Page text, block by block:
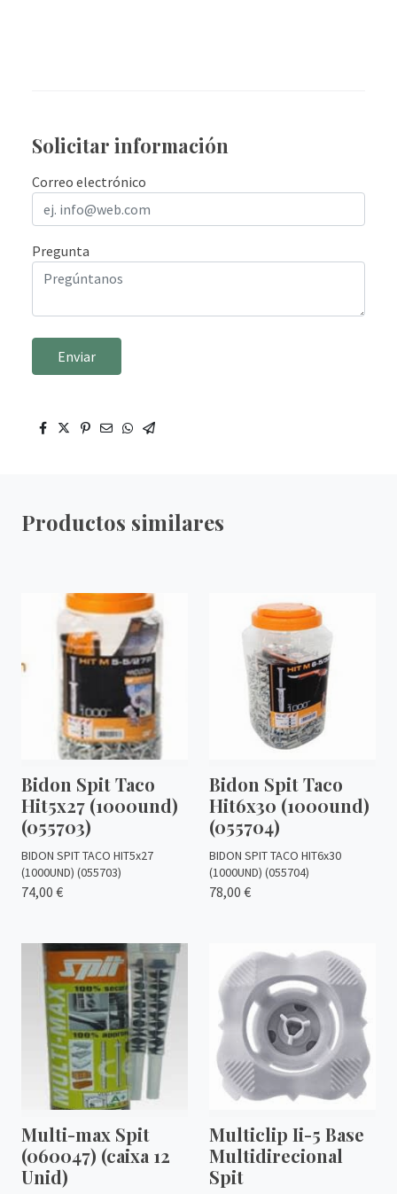
Solicitar información
Correo electrónico
Pregunta
Enviar
Productos similares
Bidon Spit Taco
Hit5x27 (1000und)
(055703)
BIDON SPIT TACO HIT5x27
(1000UND) (055703)
74,00 €
Bidon Spit Taco
Hit6x30 (1000und)
(055704)
BIDON SPIT TACO HIT6x30
(1000UND) (055704)
78,00 €
Multi-max Spit
(060047) (caixa 12
Unid)
Multiclip Ii-5 Base
Multidirecional
Spit